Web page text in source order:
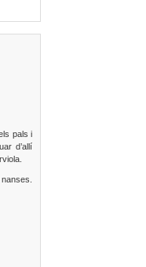
pals i
d’allí